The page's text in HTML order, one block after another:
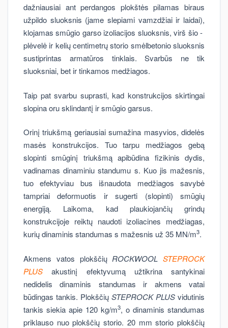
dažniausiai ant perdangos plokštės pilamas biraus
užpildo sluoksnis (jame slepiami vamzdžiai ir laidai),
klojamas smūgio garso izoliacijos sluoksnis, virš šio -
plėvelė ir kelių centimetrų storio smėlbetonio sluoksnis
sustiprintas armatūros tinklais. Svarbūs ne tik
sluoksniai, bet ir tinkamos medžiagos.
Taip pat svarbu suprasti, kad konstrukcijos skirtingai
slopina oru sklindantį ir smūgio garsus.
Orinį triukšmą geriausiai sumažina masyvios, didelės
masės konstrukcijos. Tuo tarpu medžiagos gebą
slopinti smūginį triukšmą apibūdina fizikinis dydis,
vadinamas dinaminiu standumu s. Kuo jis mažesnis,
tuo efektyviau bus išnaudota medžiagos savybė
tampriai deformuotis ir sugerti (slopinti) smūgių
energiją. Laikoma, kad plaukiojančių grindų
konstrukcijoje reiktų naudoti izoliacines medžiagas,
kurių dinaminis standumas s mažesnis už 35 MN/m3.
Akmens vatos plokščių ROCKWOOL STEPROCK
PLUS akustinį efektyvumą užtikrina santykinai
nedidelis dinaminis standumas ir akmens vatai
būdingas tankis. Plokščių STEPROCK PLUS vidutinis
tankis siekia apie 120 kg/m3, o dinaminis standumas
priklauso nuo plokščių storio. 20 mm storio plokščių